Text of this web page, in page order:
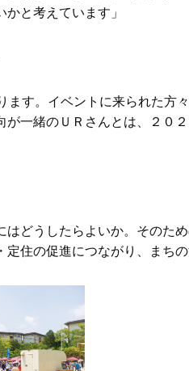
と考えています」
ます。イベントに来られた
一緒のＵＲさんとは、２０
どうしたらよいか。そのた
住の促進につながり、まち